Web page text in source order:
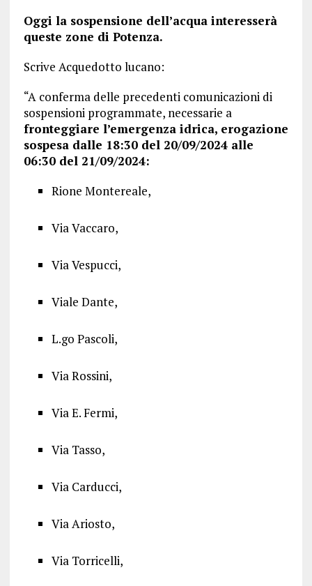
Oggi la sospensione dell’acqua interesserà
queste zone di Potenza.
Scrive Acquedotto lucano:
“A conferma delle precedenti comunicazioni di
sospensioni programmate, necessarie a
fronteggiare l’emergenza idrica, erogazione
sospesa dalle 18:30 del 20/09/2024 alle
06:30 del 21/09/2024:
Rione Montereale,
Via Vaccaro,
Via Vespucci,
Viale Dante,
L.go Pascoli,
Via Rossini,
Via E. Fermi,
Via Tasso,
Via Carducci,
Via Ariosto,
Via Torricelli,